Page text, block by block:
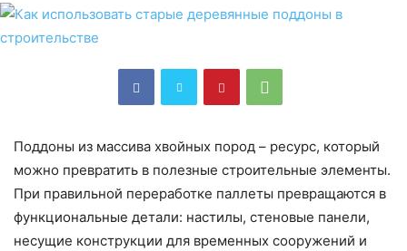
Поддоны из массива хвойных пород – ресурс, который
можно превратить в полезные строительные элементы.
При правильной переработке паллеты превращаются в
функциональные детали: настилы, стеновые панели,
несущие конструкции для временных сооружений и